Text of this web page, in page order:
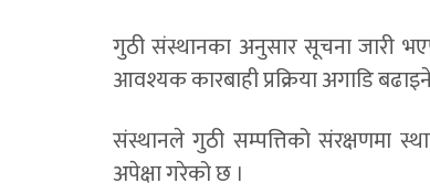
गुठी संस्थानका अनुसार सूचना जारी
आवश्यक कारबाही प्रक्रिया अगाडि
संस्थानले गुठी सम्पत्तिको संरक्षणमा
अपेक्षा गरेको छ ।